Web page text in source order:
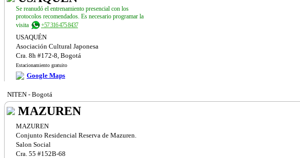
Se reanudó el entrenamiento presencial con los
protocolos recomendados. Es necesario programar la
visita
+57 316 475 8437
USAQUÉN
Asociación Cultural Japonesa
Cra. 8h #172-8, Bogotá
Estacionamiento gratuito
Google Maps
NITEN - Bogotá
MAZUREN
MAZUREN
Conjunto Residencial Reserva de Mazuren.
Salon Social
Cra. 55 #152B-68